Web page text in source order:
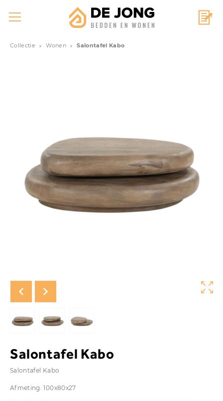
Collectie Wonen Salontafel Kabo
Salontafel Kabo
Salontafel Kabo
Afmeting: 100x80x27